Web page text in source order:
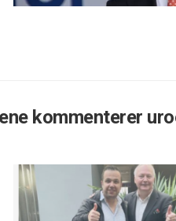
kommenterer